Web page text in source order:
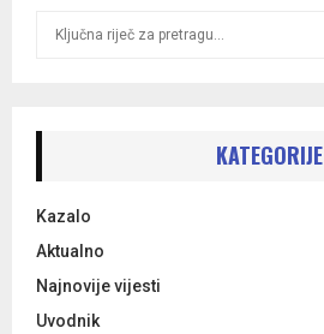
r
:
KATEGORIJE
Kazalo
Aktualno
Najnovije vijesti
Uvodnik